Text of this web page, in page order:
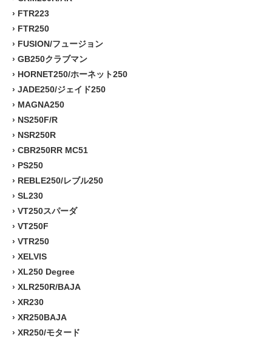
› FTR223
› FTR250
› FUSION/フュージョン
› GB250クラブマン
› HORNET250/ホーネット250
› JADE250/ジェイド250
› MAGNA250
› NS250F/R
› NSR250R
› CBR250RR MC51
› PS250
› REBLE250/レブル250
› SL230
› VT250スパーダ
› VT250F
› VTR250
› XELVIS
› XL250 Degree
› XLR250R/BAJA
› XR230
› XR250BAJA
› XR250/モタード